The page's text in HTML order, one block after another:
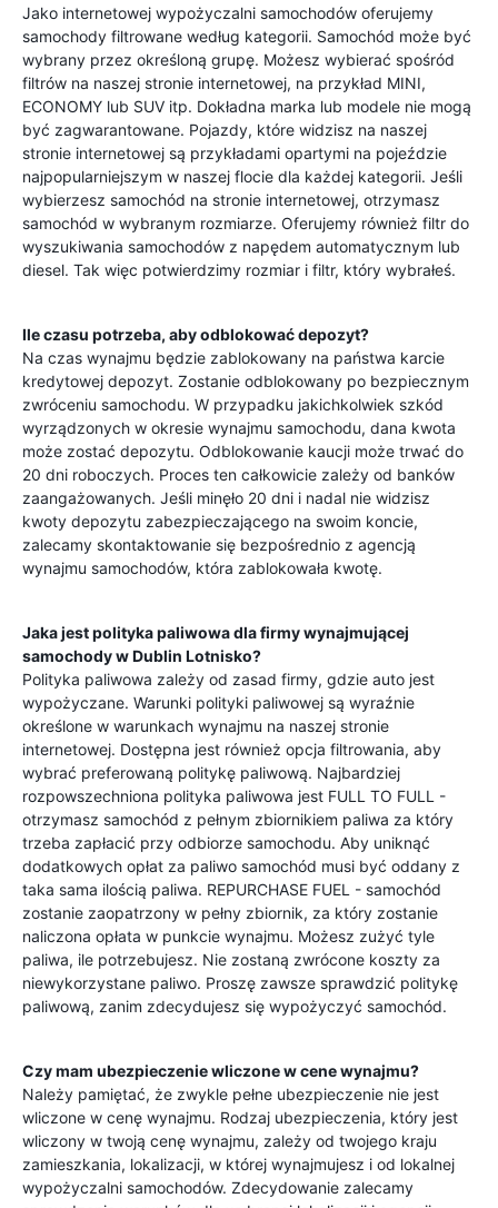
Jako internetowej wypożyczalni samochodów oferujemy
samochody filtrowane według kategorii. Samochód może być
wybrany przez określoną grupę. Możesz wybierać spośród
filtrów na naszej stronie internetowej, na przykład MINI,
ECONOMY lub SUV itp. Dokładna marka lub modele nie mogą
być zagwarantowane. Pojazdy, które widzisz na naszej
stronie internetowej są przykładami opartymi na pojeździe
najpopularniejszym w naszej flocie dla każdej kategorii. Jeśli
wybierzesz samochód na stronie internetowej, otrzymasz
samochód w wybranym rozmiarze. Oferujemy również filtr do
wyszukiwania samochodów z napędem automatycznym lub
diesel. Tak więc potwierdzimy rozmiar i filtr, który wybrałeś.
Ile czasu potrzeba, aby odblokować depozyt?
Na czas wynajmu będzie zablokowany na państwa karcie
kredytowej depozyt. Zostanie odblokowany po bezpiecznym
zwróceniu samochodu. W przypadku jakichkolwiek szkód
wyrządzonych w okresie wynajmu samochodu, dana kwota
może zostać depozytu. Odblokowanie kaucji może trwać do
20 dni roboczych. Proces ten całkowicie zależy od banków
zaangażowanych. Jeśli minęło 20 dni i nadal nie widzisz
kwoty depozytu zabezpieczającego na swoim koncie,
zalecamy skontaktowanie się bezpośrednio z agencją
wynajmu samochodów, która zablokowała kwotę.
Jaka jest polityka paliwowa dla firmy wynajmującej
samochody wDublin Lotnisko?
Polityka paliwowa zależy od zasad firmy, gdzie auto jest
wypożyczane. Warunki polityki paliwowej są wyraźnie
określone w warunkach wynajmu na naszej stronie
internetowej. Dostępna jest również opcja filtrowania, aby
wybrać preferowaną politykę paliwową. Najbardziej
rozpowszechniona polityka paliwowa jest FULL TO FULL -
otrzymasz samochód z pełnym zbiornikiem paliwa za który
trzeba zapłacić przy odbiorze samochodu. Aby uniknąć
dodatkowych opłat za paliwo samochód musi być oddany z
taka sama ilością paliwa. REPURCHASE FUEL - samochód
zostanie zaopatrzony w pełny zbiornik, za który zostanie
naliczona opłata w punkcie wynajmu. Możesz zużyć tyle
paliwa, ile potrzebujesz. Nie zostaną zwrócone koszty za
niewykorzystane paliwo. Proszę zawsze sprawdzić politykę
paliwową, zanim zdecydujesz się wypożyczyć samochód.
Czy mam ubezpieczenie wliczone w cene wynajmu?
Należy pamiętać, że zwykle pełne ubezpieczenie nie jest
wliczone w cenę wynajmu. Rodzaj ubezpieczenia, który jest
wliczony w twoją cenę wynajmu, zależy od twojego kraju
zamieszkania, lokalizacji, w której wynajmujesz i od lokalnej
wypożyczalni samochodów. Zdecydowanie zalecamy